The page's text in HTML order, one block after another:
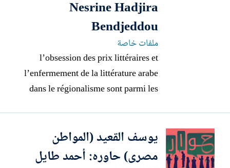
Nesrine Hadjira
Bendjeddou
ملفات خاصة
l’obsession des prix littéraires et
l’enfermement de la littérature arabe
dans le régionalisme sont parmi les
monde a-t-il vraiment besoin de 7100
langues ?!” “Nous avons besoin d'un
يوسف القعيد (المواطن
مصرى) حاوره: أحمد طايل